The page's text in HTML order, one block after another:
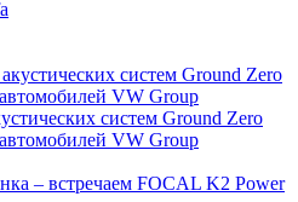
систем Ground Zero
VW Group